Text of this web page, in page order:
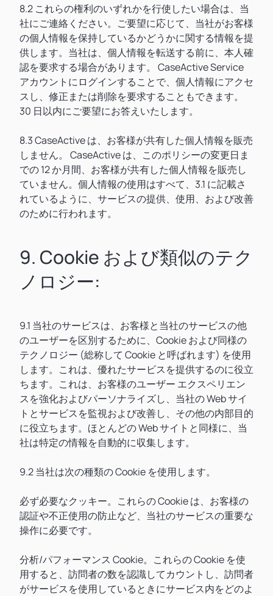
8.2 これらの権利のいずれかを行使したい場合は、当
社にご連絡ください。ご要望に応じて、当社がお客様
の個人情報を保持しているかどうかに関する情報を提
供します。当社は、個人情報を転送する前に、本人確
認を要求する場合があります。 CaseActive Service
アカウントにログインすることで、個人情報にアクセ
スし、修正または削除を要求することもできます。
30 日以内にご要望にお答えいたします。
8.3 CaseActive は、お客様が共有した個人情報を販売
しません。 CaseActive は、このポリシーの変更日ま
での 12 か月間、お客様が共有した個人情報を販売し
ていません。個人情報の使用はすべて、3.1 に記載さ
れているように、サービスの提供、使用、および改善
のために行われます。
9. Cookie および類似のテク
ノロジー:
9.1 当社のサービスは、お客様と当社のサービスの他
のユーザーを区別するために、Cookie および同様の
テクノロジー (総称して Cookie と呼ばれます) を使用
します。これは、優れたサービスを提供するのに役立
ちます。これは、お客様のユーザー エクスペリエン
スを強化およびパーソナライズし、当社の Web サイ
トとサービスを監視および改善し、その他の内部目的
に役立ちます。ほとんどの Web サイトと同様に、当
社は特定の情報を自動的に収集します。
9.2 当社は次の種類の Cookie を使用します。
必ず必要なクッキー。これらの Cookie は、お客様の
認証や不正使用の防止など、当社のサービスの重要な
操作に必要です。
分析/パフォーマンス Cookie。これらの Cookie を使
用すると、訪問者の数を認識してカウントし、訪問者
がサービスを使用しているときにサービス内をどのよ